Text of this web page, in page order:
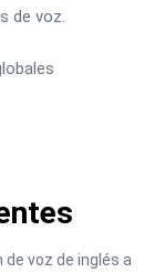
de voz.
voz de inglés a